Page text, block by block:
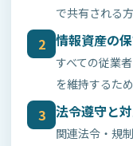
で共有される
2 情報資産の
すべての従業
を維持するた
3 法令遵守と
関連法令・規